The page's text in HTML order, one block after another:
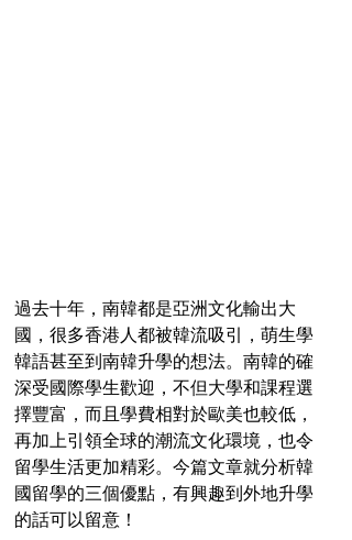
過去十年，南韓都是亞洲文化輸出大
國，很多香港人都被韓流吸引，萌生學
韓語甚至到南韓升學的想法。南韓的確
深受國際學生歡迎，不但大學和課程選
擇豐富，而且學費相對於歐美也較低，
再加上引領全球的潮流文化環境，也令
留學生活更加精彩。今篇文章就分析韓
國留學的三個優點，有興趣到外地升學
的話可以留意！